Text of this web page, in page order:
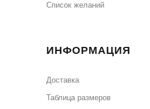
Cписок желаний
ИНФОРМАЦИЯ
Доставка
Таблица размеров